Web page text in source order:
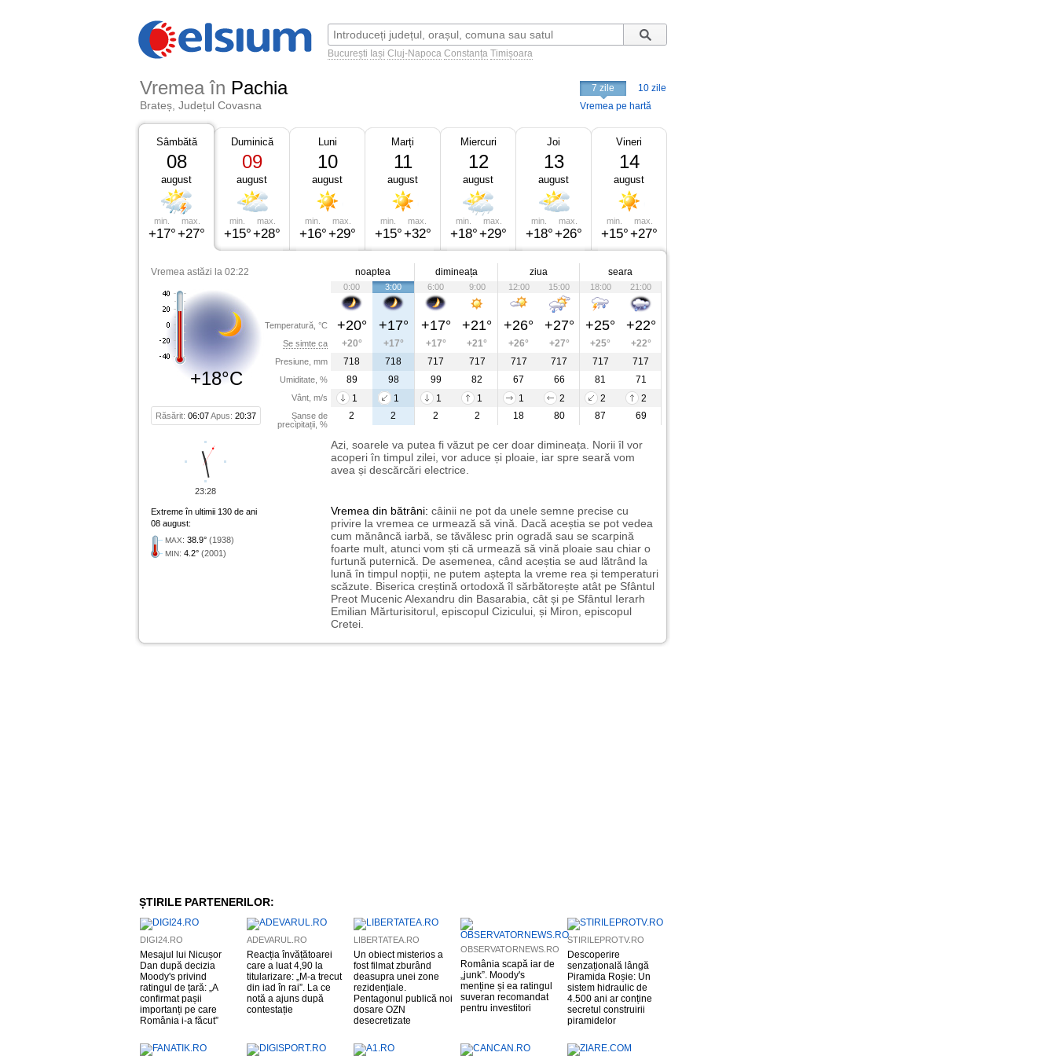
București Iași Cluj-Napoca Constanța Timișoara
Vremea în Pachia
Brateș, Județul Covasna
7 zile
10 zile
Vremea pe hartă
Sâmbătă
08
august
min.
+17°
max.
+27°
Duminică
09
august
min.
+15°
max.
+28°
Luni
10
august
min.
+16°
max.
+29°
Marți
11
august
min.
+15°
max.
+32°
Miercuri
12
august
min.
+18°
max.
+29°
Joi
13
august
min.
+18°
max.
+26°
Vineri
14
august
min.
+15°
max.
+27°
Vremea astăzi la 02:22
+18°C
Răsărit: 06:07Apus: 20:37
Temperatură, °C
Se simte ca
Presiune, mm
Umiditate, %
Vânt, m/s
Șanse de
precipitații, %
noaptea dimineața ziua seara
0:00 3:00 6:00 9:00 12:00 15:00 18:00 21:00
+20° +17° +17° +21° +26° +27° +25° +22°
+20° +17° +17° +21° +26° +27° +25°
+22°
718
718 717 717 717 717 717
717
89
98 99 82 67 66 81
71
1
1 1 1 1 2 2
2
2
2 2 2 18 80 87 69
Azi, soarele va putea fi văzut pe cer doar dimineața. Norii îl vor
acoperi în timpul zilei, vor aduce și ploaie, iar spre seară vom
avea și descărcări electrice.
Extreme în ultimii 130 de ani
08 august:
MAX: 38.9° (1938)
MIN: 4.2° (2001)
Vremea din bătrâni: câinii ne pot da unele semne precise cu
privire la vremea ce urmează să vină. Dacă aceștia se pot vedea
cum mănâncă iarbă, se tăvălesc prin ogradă sau se scarpină
foarte mult, atunci vom ști că urmează să vină ploaie sau chiar o
furtună puternică. De asemenea, când aceștia se aud lătrând la
lună în timpul nopții, ne putem aștepta la vreme rea și temperaturi
scăzute. Biserica creștină ortodoxă îl sărbătorește atât pe Sfântul
Preot Mucenic Alexandru din Basarabia, cât și pe Sfântul Ierarh
Emilian Mărturisitorul, episcopul Cizicului, și Miron, episcopul
Cretei.
23:28
ȘTIRILE PARTENERILOR:
DIGI24.RO
Mesajul lui Nicușor
Dan după decizia
Moody's privind
ratingul de țară: „A
confirmat pașii
importanți pe care
România i-a făcut”
ADEVARUL.RO
Reacția învățătoarei
care a luat 4,90 la
titularizare: „M-a trecut
din iad în rai”. La ce
notă a ajuns după
contestație
LIBERTATEA.RO
Un obiect misterios a
fost filmat zburând
deasupra unei zone
rezidențiale.
Pentagonul publică noi
dosare OZN
desecretizate
OBSERVATORNEWS.RO
România scapă iar de
„junk”. Moody's
menține și ea ratingul
suveran recomandat
pentru investitori
STIRILEPROTV.RO
Descoperire
senzațională lângă
Piramida Roșie: Un
sistem hidraulic de
4.500 ani ar conține
secretul construirii
piramidelor